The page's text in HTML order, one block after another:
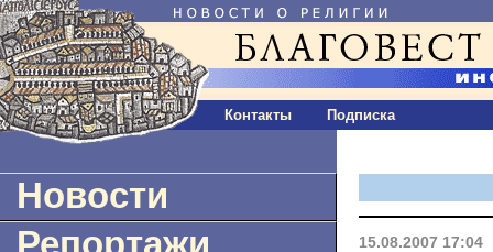
Контакты Подписка
Новости
15.08.2007 17:04